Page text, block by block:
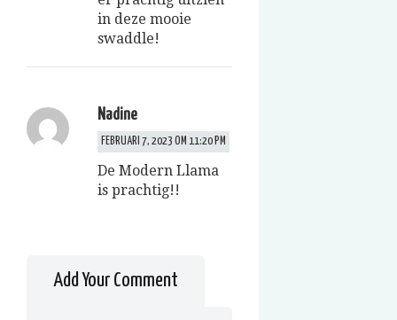
in deze mooie
swaddle!
Nadine
FEBRUARI 7, 2023 OM 11:20 PM
De Modern Llama
is prachtig!!
Add Your Comment